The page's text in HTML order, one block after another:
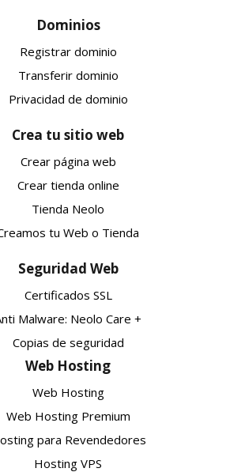
Dominios
Registrar dominio
Transferir dominio
Privacidad de dominio
Crea tu sitio web
Crear página web
Crear tienda online
Tienda Neolo
tu Web o Tienda
Seguridad Web
Certificados SSL
Malware: Neolo Care +
Copias de seguridad
Web Hosting
Web Hosting
Web Hosting Premium
para Revendedores
Hosting VPS